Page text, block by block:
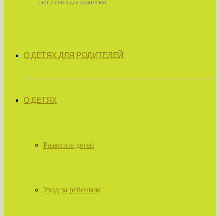
О ДЕТЯХ ДЛЯ РОДИТЕЛЕЙ
О ДЕТЯХ
Развитие детей
Уход за ребенком